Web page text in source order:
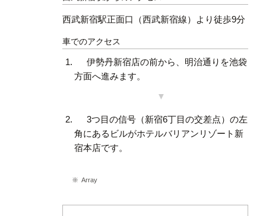
西武新宿駅正面口（西武新宿線）より徒歩9分
車でのアクセス
伊勢丹新宿店の前から、明治通りを池袋
方面へ進みます。
3つ目の信号（新宿6丁目の交差点）の左
角にあるビルがホテルバリアンリゾート新
宿本店です。
Array